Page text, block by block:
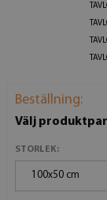
Beställning:
Välj
STORLEK:
100x50 cm